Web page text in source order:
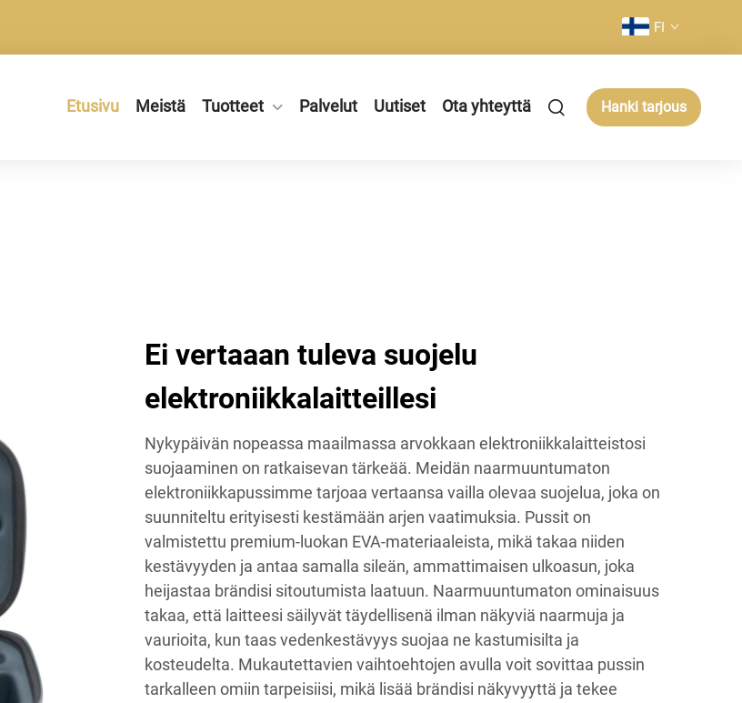
FI
Etusivu Meistä Tuotteet Palvelut Uutiset Ota yhteyttä Hanki tarjous
Ei vertaaan tuleva suojelu
elektroniikkalaitteillesi
Nykypäivän nopeassa maailmassa arvokkaan elektroniikkalaitteistosi
suojaaminen on ratkaisevan tärkeää. Meidän naarmuuntumaton
elektroniikkapussimme tarjoaa vertaansa vailla olevaa suojelua, joka on
suunniteltu erityisesti kestämään arjen vaatimuksia. Pussit on
valmistettu premium-luokan EVA-materiaaleista, mikä takaa niiden
kestävyyden ja antaa samalla sileän, ammattimaisen ulkoasun, joka
heijastaa brändisi sitoutumista laatuun. Naarmuuntumaton ominaisuus
takaa, että laitteesi säilyvät täydellisenä ilman näkyviä naarmuja ja
vaurioita, kun taas vedenkestävyys suojaa ne kastumisilta ja
kosteudelta. Mukautettavien vaihtoehtojen avulla voit sovittaa pussin
tarkalleen omiin tarpeisiisi, mikä lisää brändisi näkyvyyttä ja tekee